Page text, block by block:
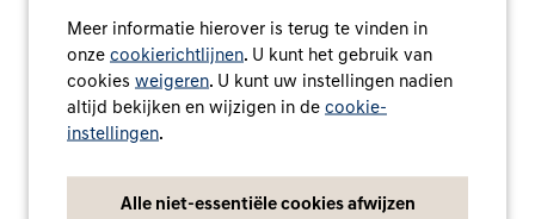
Meer informatie hierover is terug te vinden in
onze cookierichtlijnen. U kunt het gebruik van
cookies weigeren. U kunt uw instellingen nadien
altijd bekijken en wijzigen in de cookie-
instellingen.
Alle niet-essentiële cookies afwijzen